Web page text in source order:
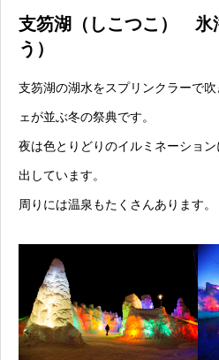
支笏湖（しこつこ） 氷
う）
支笏湖の湖水をスプリンクラーで
ェが並ぶ冬の祭典です。
夜は色とりどりのイルミネーショ
出しています。
周りには温泉もたくさんあります。